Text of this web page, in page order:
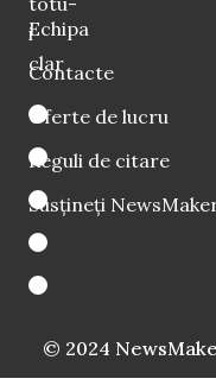
i
clar
Echipa
Contacte
Oferte de lucru
Reguli de citare
Susțineți
© 2024